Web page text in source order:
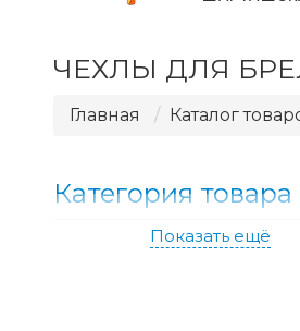
ЧЕХЛЫ ДЛЯ
Главная Каталог
Категория товара
Показать ещё